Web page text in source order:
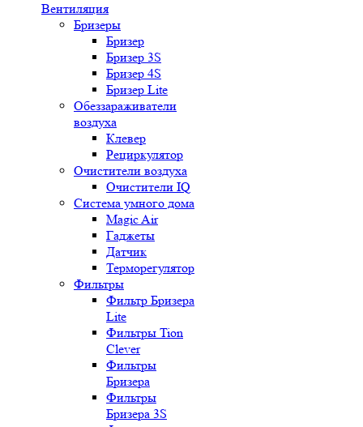
Вентиляция
Бризеры
Бризер
Бризер 3S
Бризер 4S
Бризер Lite
Обеззараживатели
воздуха
Клевер
Рециркулятор
Очистители воздуха
Очистители IQ
Система умного дома
Magic Air
Гаджеты
Датчик
Терморегулятор
Фильтры
Фильтр Бризера
Lite
Фильтры Tion
Clever
Фильтры
Бризера
Фильтры
Бризера 3S